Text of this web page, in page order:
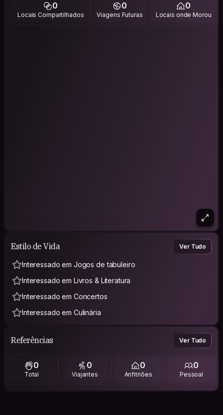
0
Locais Compartilhados
0
Viagens Futuras
0
Locais onde Morou
Estilo de Vida Ver Tudo
Interessado em Jogos de tabuleiro
Interessado em Livros & Literatura
Interessado em Concertos
Interessado em Culinária
Referências Ver Tudo
0
Total
0
Viajantes
0
Anfitriões
0
Pessoal